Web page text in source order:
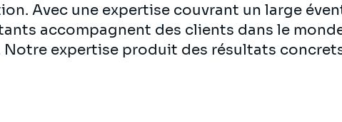
Avec une expertise couvrant un large
accompagnent des clients dans le
Notre expertise produit des résultats